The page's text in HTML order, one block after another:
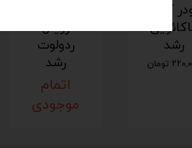
کیک
رشد
تومان
رویال
ردولوت
رشد
اتمام
موجودی